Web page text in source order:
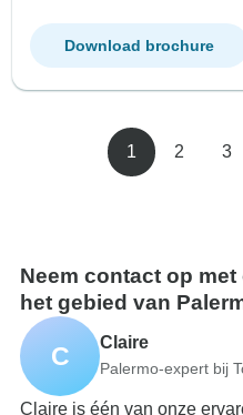
Download brochure
1 2 3
Neem contact op
het gebied van
C Claire
Palermo-expert bij
Claire is één van onze